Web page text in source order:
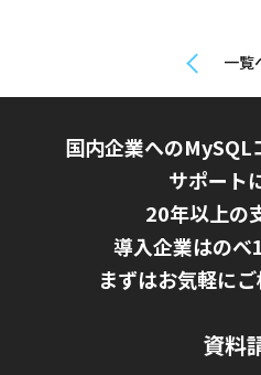
一覧
国内企業へのMySQL
サポート
20年以上の
導入企業はのべ
まずはお気軽にご
資料